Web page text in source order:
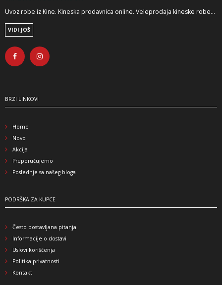
Uvoz robe iz Kine. Kineska prodavnica online. Veleprodaja kineske robe...
VIDI JOŠ
BRZI LINKOVI
Home
Novo
Akcija
Preporučujemo
Poslednje sa našeg bloga
PODRŠKA ZA KUPCE
Često postavljana pitanja
Informacije o dostavi
Uslovi korišćenja
Politika privatnosti
Kontakt